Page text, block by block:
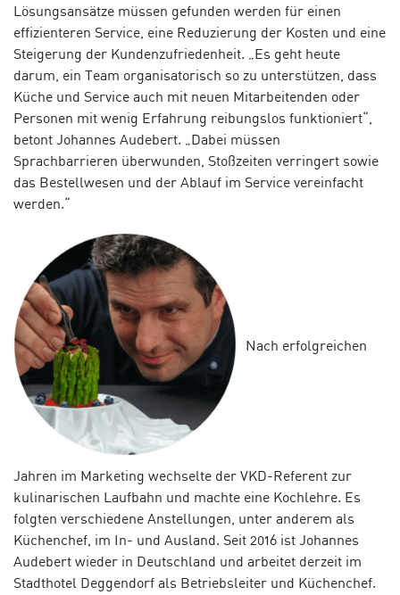
Lösungsansätze müssen gefunden werden für einen
effizienteren Service, eine Reduzierung der Kosten und eine
Steigerung der Kundenzufriedenheit. „Es geht heute
darum, ein Team organisatorisch so zu unterstützen, dass
Küche und Service auch mit neuen Mitarbeitenden oder
Personen mit wenig Erfahrung reibungslos funktioniert“,
betont Johannes Audebert. „Dabei müssen
Sprachbarrieren überwunden, Stoßzeiten verringert sowie
das Bestellwesen und der Ablauf im Service vereinfacht
werden.“
Nach erfolgreichen
Jahren im Marketing wechselte der VKD-Referent zur
kulinarischen Laufbahn und machte eine Kochlehre. Es
folgten verschiedene Anstellungen, unter anderem als
Küchenchef, im In- und Ausland. Seit 2016 ist Johannes
Audebert wieder in Deutschland und arbeitet derzeit im
Stadthotel Deggendorf als Betriebsleiter und Küchenchef.